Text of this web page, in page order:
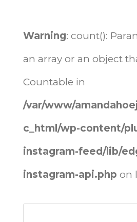
Warning: count():
an array or an object
Countable in
/var/www/
c_html/wp-content/
instagram-feed/lib/
instagram-api.php on